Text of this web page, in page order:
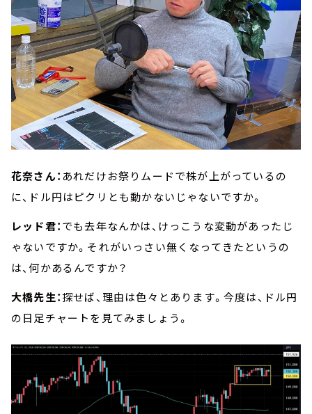
花奈さん： あれだけお祭りムードで株が上がっているの
に、ドル円はピクリとも動かないじゃないですか。
レッド君：でも去年なんかは、けっこうな変動があったじ
ゃないですか。それがいっさい無くなってきたというの
は、何かあるんですか？
大橋先生：探せば、理由は色々とあります。今度は、ドル円
の日足チャートを見てみましょう。